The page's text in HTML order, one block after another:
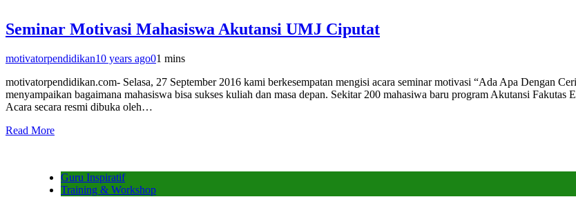
Seminar Motivasi Mahasiswa Akutansi UMJ Ciputat
motivatorpendidikan10 years ago01 mins
motivatorpendidikan.com- Selasa, 27 September 2016 kami berkesempatan mengisi acara seminar motivasi “Ada Apa Dengan
menyampaikan bagaimana mahasiswa bisa sukses kuliah dan masa depan. Sekitar 200 mahasiwa baru program Akutansi
Acara secara resmi dibuka oleh…
Read More
Guru Inspiratif
Training & Workshop